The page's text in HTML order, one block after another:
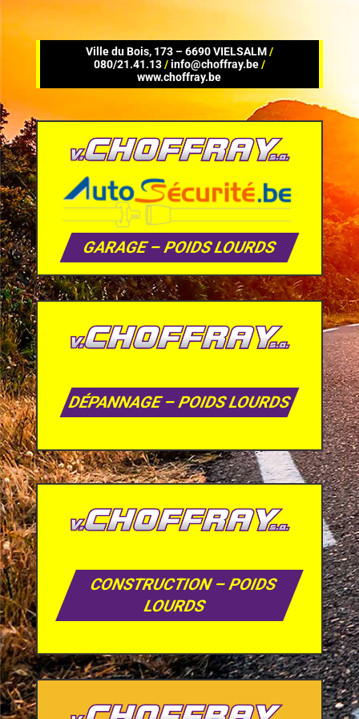
Ville du Bois, 173 – 6690 VIELSALM/
080/21.41.13/info@choffray.be/
www.choffray.be
GARAGE – POIDS LOURDS
DÉPANNAGE – POIDS LOURDS
CONSTRUCTION – POIDS
LOURDS